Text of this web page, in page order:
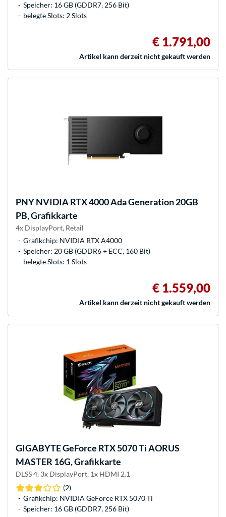
Speicher: 16 GB (GDDR7, 256 Bit)
belegte Slots: 2 Slots
€ 1.791,00
Artikel kann derzeit nicht gekauft werden
PNYNVIDIA RTX 4000 Ada Generation 20GB
PB, Grafikkarte
4x DisplayPort, Retail
Grafikchip: NVIDIA RTX A4000
Speicher: 20 GB (GDDR6 + ECC, 160 Bit)
belegte Slots: 1 Slots
€ 1.559,00
Artikel kann derzeit nicht gekauft werden
GIGABYTEGeForce RTX 5070 Ti AORUS
MASTER 16G, Grafikkarte
DLSS 4, 3x DisplayPort, 1x HDMI 2.1
(2)
Grafikchip: NVIDIA GeForce RTX 5070 Ti
Speicher: 16 GB (GDDR7, 256 Bit)